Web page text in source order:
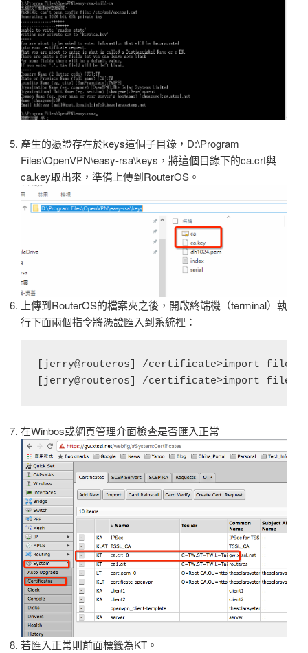
產生的憑證存在於keys這個子目錄，D:\Program
Files\OpenVPN\easy-rsa\keys，將這個目錄下的ca.crt與
ca.key取出來，準備上傳到RouterOS。
上傳到RouterOS的檔案夾之後，開啟終端機（terminal）執
行下面兩個指令將憑證匯入到系統裡：
[jerry@routeros] /certificate>import
[jerry@routeros] /certificate>import
在Winbos或網頁管理介面檢查是否匯入正常
若匯入正常則前面標籤為KT。